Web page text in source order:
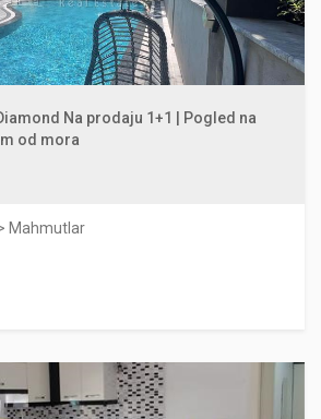
Na prodaju 1+1 | Pogled na
od mora
Mahmutlar